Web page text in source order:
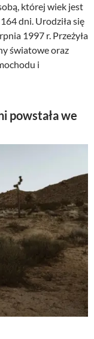
której wiek jest
dni. Urodziła się
1997 r. Przeżyła
światowe oraz
i
powstała we